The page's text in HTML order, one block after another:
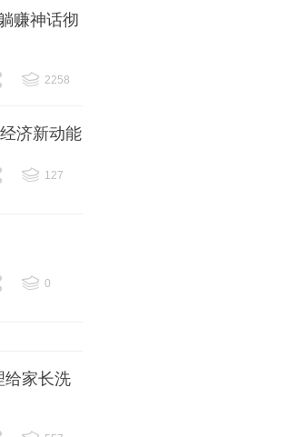
赚神话彻
2258
济新动能
127
0
给家长洗